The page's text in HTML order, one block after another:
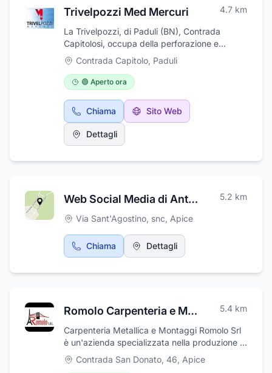
Trivelpozzi Med Mercuri 4.7 km
La Trivelpozzi, di Paduli (BN), Contrada
Capitolosi, occupa della perforazione e
trivellazione di pozzi, palificazioni edili e
stradali, sondaggi geognostici, micropali,
iniezioni, tiranti, sottopassaggi stradali e
ferroviari. La Trivelpozzi può vantare
un'esperienza pluriennale nel campo delle
opere speciali di consolidamento e fondazioni.
Trivelpozzi realizza e installa pali di grande e
piccolo diametro, micropali, tiranti di
attività dell'azienda. L'esperienza nel settore
in collaborazione con la Trivel Group.
Contrada Capitolo, Paduli
🟢 Aperto ora
Chiama Sito Web
Dettagli
Web Social Media di Antonio Nottini 5.2 km
Via Sant'Agostino, snc, Apice
Chiama Dettagli
Romolo Carpenteria e Montaggi 5.4 km
Carpenteria Metallica e Montaggi Romolo Srl
è un'azienda specializzata nella produzione e
montaggio di strutture metalliche con sede
operativa ad Apice (Bn). Con una lunga
Contrada San Donato, 46, Apice